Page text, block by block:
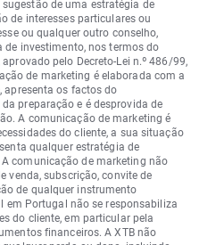
de uma estratégia de
de interesses particulares ou
ou qualquer outro conselho,
investimento, nos termos do
pelo Decreto-Lei n.º 486/99,
de marketing é elaborada com a
os factos do
preparação e é desprovida de
A comunicação de marketing é
do cliente, a sua situação
qualquer estratégia de
comunicação de marketing não
venda, subscrição, convite de
de qualquer instrumento
em Portugal não se responsabiliza
do cliente, em particular pela
financeiros. A XTB não